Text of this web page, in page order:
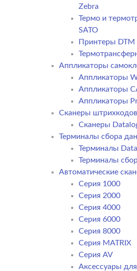
Zebra
Термо и
SATO
Принтеры DTM
Аппликаторы
Аппликаторы
Аппликаторы
Аппликаторы
Сканеры штрихкодов
Сканеры
Терминалы сбора
Терминалы
Терминалы
Автоматические
Серия 1000
Серия 2000
Серия 4000
Серия 6000
Серия 8000
Серия MATRIX
Серия AV
Аксессуары